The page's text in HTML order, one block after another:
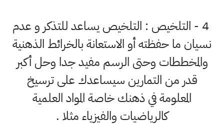
4 - ﺍﻟﺘﻠﺨﻴﺺ : ﺍﻟﺘﻠﺨﻴﺺ يساعد للتذكر ﻭ عدم
نسيان ما حفظته أو الاستعانة بالخرائط الذهنية
والمخططات وحتى الرسم مفيد جدا وحل أكبر
قدر من التمارين سيساعدك على ترسيخ
المعلومة في ذهنك خاصة المواد العلمية
كالرياضيات والفيزياء مثلا .